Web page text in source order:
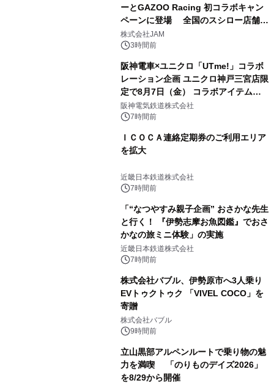
ーとGAZOO Racing 初コラボキャン
ペーンに登場 全国のスシロー店舗で
GR 4車種の FUNBOO(ミニカー)付き
メニューが展開されます
株式会社JAM
3時間前
阪神電車×ユニクロ「UTme!」コラボ
レーション企画 ユニクロ神戸三宮店限
定で8月7日（金） コラボアイテムが
発売決定！
阪神電気鉄道株式会社
7時間前
ＩＣＯＣＡ連絡定期券のご利用エリア
を拡大
近畿日本鉄道株式会社
7時間前
「“なつやすみ親子企画” おさかな先生
と行く！ 『伊勢志摩お魚図鑑』でおさ
かなの旅ミニ体験」の実施
近畿日本鉄道株式会社
7時間前
株式会社バブル、伊勢原市へ3人乗り
EVトゥクトゥク 「VIVEL COCO」を
寄贈
株式会社バブル
9時間前
立山黒部アルペンルートで乗り物の魅
力を満喫 「のりものデイズ2026」
を8/29から開催